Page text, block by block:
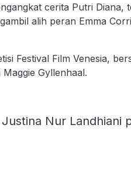
cerita Putri Diana,
alih peran Emma
Festival Film Venesia,
Gyllenhaal.
Nur Landhiani